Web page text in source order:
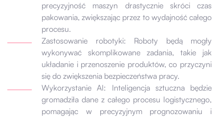
precyzyjność maszyn drastycznie skróci czas
pakowania, zwiększając przez to wydajność całego
procesu.
Zastosowanie robotyki: Roboty będą mogły
wykonywać skomplikowane zadania, takie jak
układanie i przenoszenie produktów, co przyczyni
się do zwiększenia bezpieczeństwa pracy.
Wykorzystanie AI: Inteligencja sztuczna będzie
gromadziła dane z całego procesu logistycznego,
pomagając w precyzyjnym prognozowaniu i